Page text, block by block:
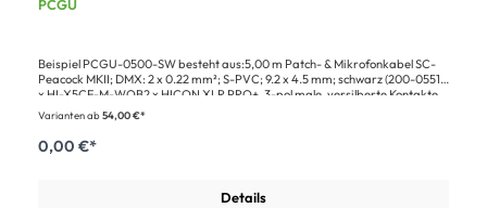
PCGU
Beispiel PCGU-0500-SW besteht aus:5,00 m Patch- & Mikrofonkabel SC-
Peacock MKII; DMX: 2 x 0.22 mm²; S-PVC; 9.2 x 4.5 mm; schwarz (200-0551)1
x HI-X5CF-M-WOB2 x HICON XLR PRO+, 3-pol male, versilberte Kontakte,
Metallgehäuse schwarz, Metallkappe schwarz, 6-Backen-Spannzangen-
Zugentlastung (HI-X3CM-M)1 x Pappkartonage für Blisterhaken, Design
Sommer cable
Varianten ab54,00 €*
0,00 €*
Details